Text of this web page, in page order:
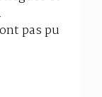
pas pu